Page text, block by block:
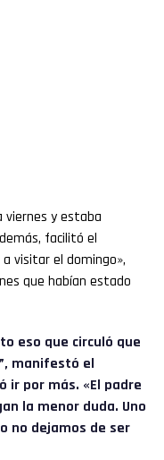
viernes y estaba
facilitó el
visitar el domingo»,
que habían estado
eso que circuló que
manifestó el
ir por más. «El padre
la menor duda. Uno
no dejamos de ser